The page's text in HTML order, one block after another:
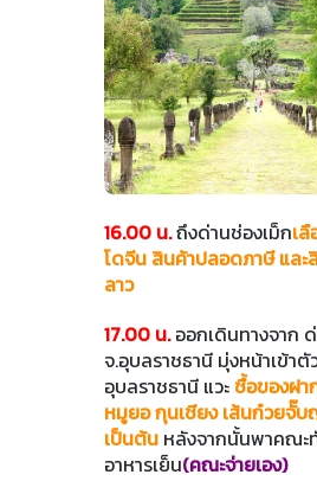
16.00 น.ถึงด่านช่องเม็กเ
โดจีน สินค้าปลอดภาษี และ
ลาว
17.00 น.ออกเดินทางจาก
จ.อุบลราชธานี มุ่งหน้าเข้าตั
อุบลราชธานี แวะชื้อของฝา
หมูยอ กุนเชียง เส้นก๋วยจั๊
เป็นต้น หลังจากนั้นพาคณะ
อาหารเย็น(คณะจ่ายเอง)